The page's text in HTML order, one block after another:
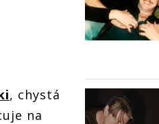
, chystá
na